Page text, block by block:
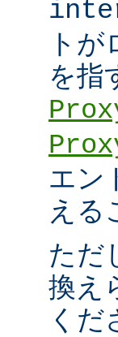
ト
を指
エン
える
ただ
換え
くだ